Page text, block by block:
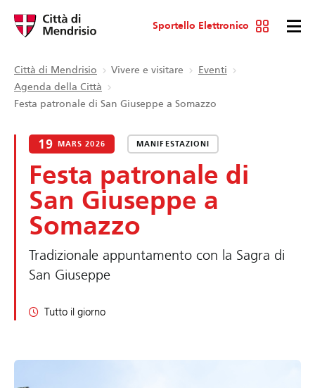
Sportello Elettronico
Città di Mendrisio Vivere e visitare
Eventi
Agenda della Città
Festa patronale di San Giuseppe a Somazzo
19 MARS 2026 MANIFESTAZIONI
Festa patronale di
San Giuseppe a
Somazzo
Tradizionale appuntamento con la Sagra di
San Giuseppe
Tutto il giorno